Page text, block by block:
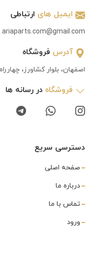
ایمیل های ارتباطی
ariaparts.com@gmail.com
آدرس فروشگاه
اصفهان، بلوار کشاورز،
فروشگاه در رسانه ها
دسترسی سریع
صفحه اصلی
درباره ما
تماس با ما
ورود